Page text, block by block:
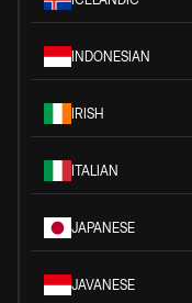
INDONESIAN
IRISH
ITALIAN
JAPANESE
JAVANESE